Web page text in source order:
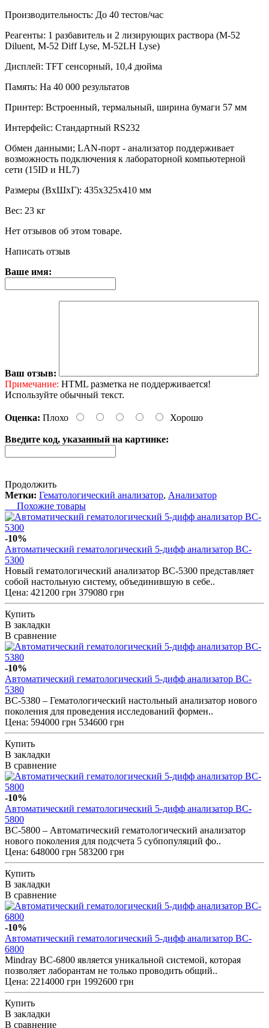
Производительность: До 40 тестов/час
Реагенты: 1 разбавитель и 2 лизирующих раствора (М-52
Diluent, M-52 Diff Lyse, M-52LH Lyse)
Дисплей: TFT сенсорный, 10,4 дюйма
Память: На 40 000 результатов
Принтер: Встроенный, термальный, ширина бумаги 57 мм
Интерфейс: Стандартный RS232
Обмен данными; LAN-порт - анализатор поддерживает
возможность подключения к лабораторной компьютерной
сети (15ID и HL7)
Размеры (ВхШхГ): 435x325x410 мм
Вес: 23 кг
Нет отзывов об этом товаре.
Написать отзыв
Ваше имя:
Ваш отзыв:
Примечание: HTML разметка не поддерживается!
Используйте обычный текст.
Оценка: Плохо Хорошо
Введите код, указанный на картинке:
Продолжить
Метки: Гематологический анализатор, Анализатор
Похожие товары
-10%
Автоматический гематологический 5-дифф анализатор BC-
5300
Новый гематологический анализатор ВС-5300 представляет
собой настольную систему, объединившую в себе..
Цена: 421200 грн 379080 грн
Купить
В закладки
В сравнение
-10%
Автоматический гематологический 5-дифф анализатор BC-
5380
BC-5380 – Гематологический настольный анализатор нового
поколения для проведения исследований формен..
Цена: 594000 грн 534600 грн
Купить
В закладки
В сравнение
-10%
Автоматический гематологический 5-дифф анализатор BC-
5800
BC-5800 – Автоматический гематологический анализатор
нового поколения для подсчета 5 субпопуляций фо..
Цена: 648000 грн 583200 грн
Купить
В закладки
В сравнение
-10%
Автоматический гематологический 5-дифф анализатор BC-
6800
Mindray BC-6800 является уникальной системой, которая
позволяет лаборантам не только проводить общий..
Цена: 2214000 грн 1992600 грн
Купить
В закладки
В сравнение